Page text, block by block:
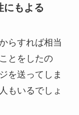
にもよる
らすれば相当
とをしたの
を送ってしま
もいるでしょ